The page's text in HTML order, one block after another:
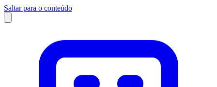
Saltar para o conteúdo